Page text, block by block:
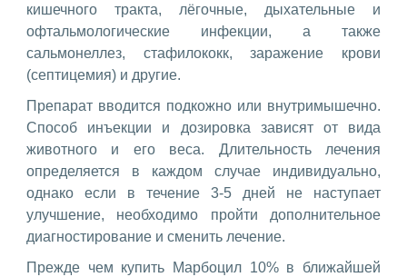
кишечного тракта, лёгочные, дыхательные и
офтальмологические инфекции, а также
сальмонеллез, стафилококк, заражение крови
(септицемия) и другие.
Препарат вводится подкожно или внутримышечно.
Способ инъекции и дозировка зависят от вида
животного и его веса. Длительность лечения
определяется в каждом случае индивидуально,
однако если в течение 3-5 дней не наступает
улучшение, необходимо пройти дополнительное
диагностирование и сменить лечение.
Прежде чем купить Марбоцил 10% в ближайшей